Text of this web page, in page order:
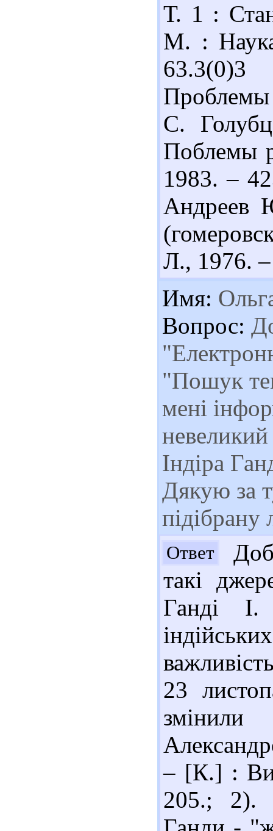
Т. 1 :
М. :
Проблемы
С.
Поблемы
1983. –
Андреев
Л., 1976.
Имя:
Вопрос:
"Пошук
мені
невеликий
Індіра
Дякую за
підібрану
Ответ
такі
Ганді І.
23
– [К.] :
205.; 2).